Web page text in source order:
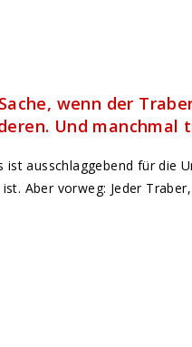
wenn der
Und
ist ausschlaggebend für
Aber vorweg: Jeder